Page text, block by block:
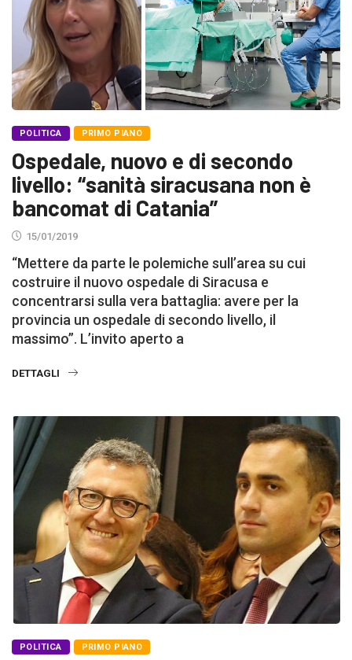
POLITICA PRIMO PIANO
Ospedale, nuovo e di secondo
livello: “sanità siracusana non è
bancomat di Catania”
15/01/2019
“Mettere da parte le polemiche sull’area su cui
costruire il nuovo ospedale di Siracusa e
concentrarsi sulla vera battaglia: avere per la
provincia un ospedale di secondo livello, il
massimo”. L’invito aperto a
DETTAGLI
POLITICA PRIMO PIANO